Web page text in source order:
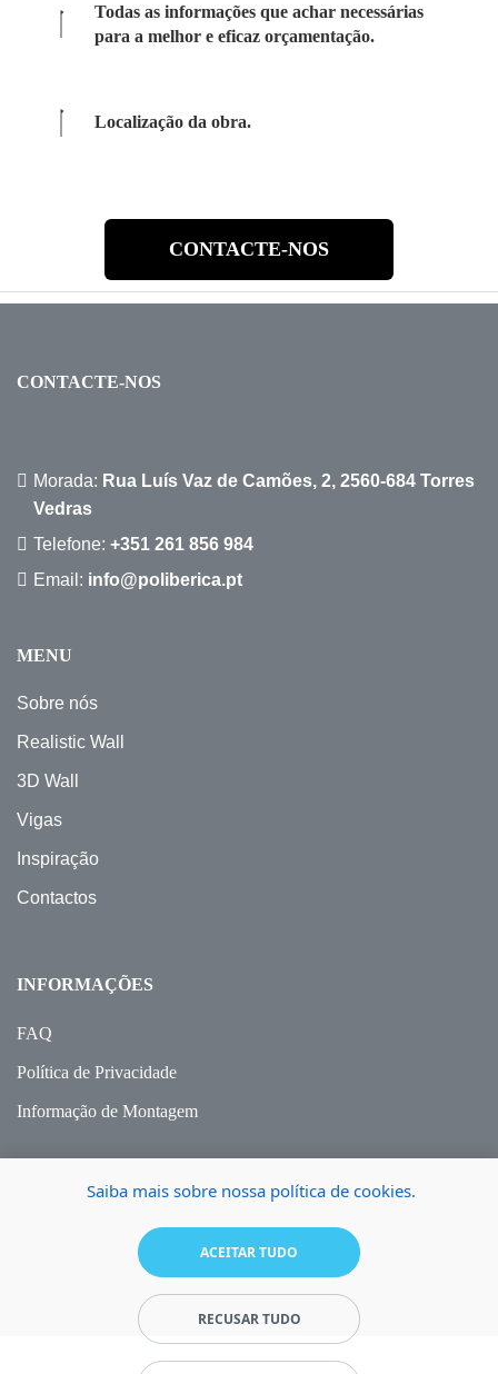
Todas as informações que achar necessárias
para a melhor e eficaz orçamentação.
Localização da obra.
CONTACTE-NOS
CONTACTE-NOS
Morada: Rua Luís Vaz de Camões, 2, 2560-684 Torres
Vedras
Telefone: +351 261 856 984
Email: info@poliberica.pt
MENU
Sobre nós
Realistic Wall
3D Wall
Vigas
Inspiração
Contactos
INFORMAÇÕES
FAQ
Política de Privacidade
Informação de Montagem
Saiba mais sobre nossa política de cookies.
ACEITAR TUDO
RECUSAR TUDO